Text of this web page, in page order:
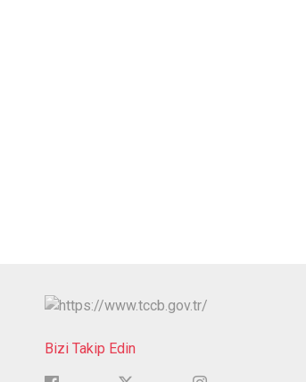
Bizi Takip Edin